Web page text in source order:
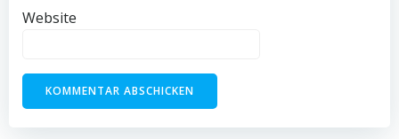
Website